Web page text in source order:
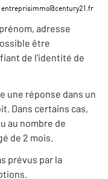
adresse
être
de l’identité de
une réponse dans un
Dans certains cas,
au nombre de
de 2 mois.
prévus par la